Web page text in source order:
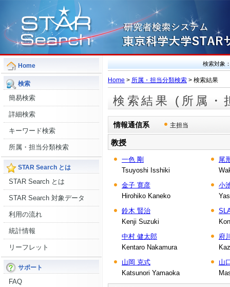
Home
検索
簡易検索
詳細検索
キーワード検索
所属・担当分類検索
STAR Search とは
STAR Search とは
STAR Search 対象データ
利用の流れ
統計情報
リーフレット
サポート
FAQ
検索対象
Home > 所属・担当分類検索 > 検索結果
検索結果 (所属・
情報通信系 主担当
教授
一色 剛
Tsuyoshi Isshiki
尾
金子 寛彦
Hirohiko Kaneko
小
鈴木 賢治
Kenji Suzuki
中村 健太郎
Kentaro Nakamura
府
山岡 克式
Katsunori Yamaoka
山